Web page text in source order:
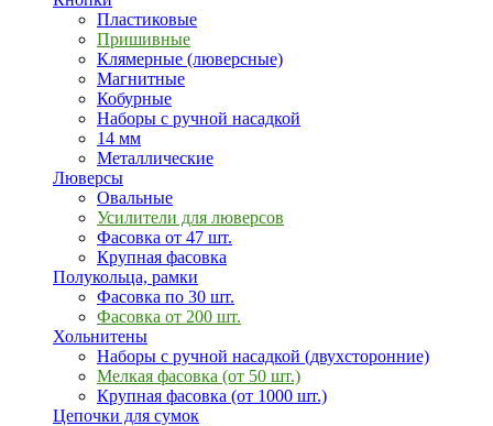
Пластиковые
Пришивные
Клямерные (люверсные)
Магнитные
Кобурные
Наборы с ручной насадкой
14 мм
Металлические
Люверсы
Овальные
Усилители для люверсов
Фасовка от 47 шт.
Крупная фасовка
Полукольца, рамки
Фасовка по 30 шт.
Фасовка от 200 шт.
Хольнитены
Наборы с ручной насадкой (двухсторонние)
Мелкая фасовка (от 50 шт.)
Крупная фасовка (от 1000 шт.)
Цепочки для сумок